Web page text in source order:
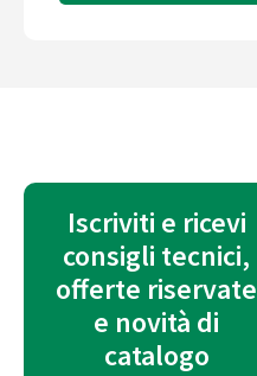
Iscriviti e ricevi
consigli tecnici,
offerte riservate
e novità di
catalogo